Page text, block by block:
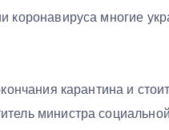
многие
карантина и
министра